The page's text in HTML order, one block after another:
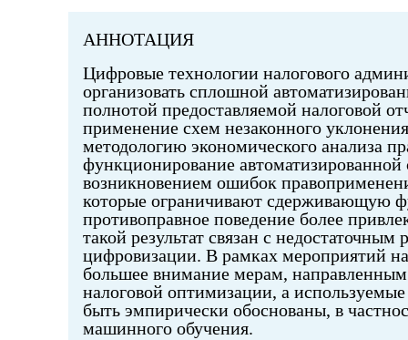
АННОТАЦИЯ
Цифровые технологии налогового
организовать сплошной
полнотой предоставляемой налоговой
применение схем незаконного
методологию экономического анализа
функционирование
возникновением ошибок
которые ограничивают сдерживающую
противоправное поведение более
такой результат связан с
цифровизации. В рамках мероприятий
большее внимание мерам,
налоговой оптимизации, а
быть эмпирически обоснованы, в
машинного обучения.